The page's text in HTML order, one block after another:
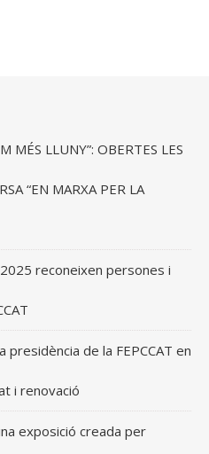
MÉS LLUNY”: OBERTES LES
“EN MARXA PER LA
reconeixen persones i
presidència de la FEPCCAT en
i renovació
exposició creada per